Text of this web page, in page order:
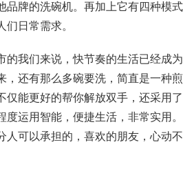
品牌的洗碗机。再加上它有四种模式
日常需求。
的我们来说，快节奏的生活已经成为
，还有那么多碗要洗，简直是一种煎
仅能更好的帮你解放双手，还采用了
度运用智能，便捷生活，非常实用。
人可以承担的，喜欢的朋友，心动不